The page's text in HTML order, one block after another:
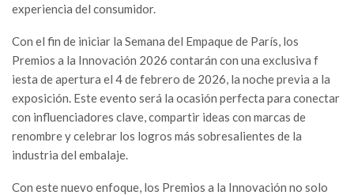
experiencia del consumidor.
Con el fin de iniciar la Semana del Empaque de París, los
Premios a la Innovación 2026 contarán con una exclusiva f
iesta de apertura el 4 de febrero de 2026, la noche previa a la
exposición. Este evento será la ocasión perfecta para conectar
con influenciadores clave, compartir ideas con marcas de
renombre y celebrar los logros más sobresalientes de la
industria del embalaje.
Con este nuevo enfoque, los Premios a la Innovación no solo